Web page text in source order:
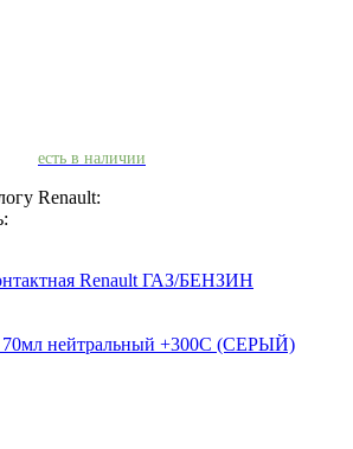
есть в наличии
Renault:
Renault ГАЗ/БЕНЗИН
70мл нейтральный +300С (СЕРЫЙ)